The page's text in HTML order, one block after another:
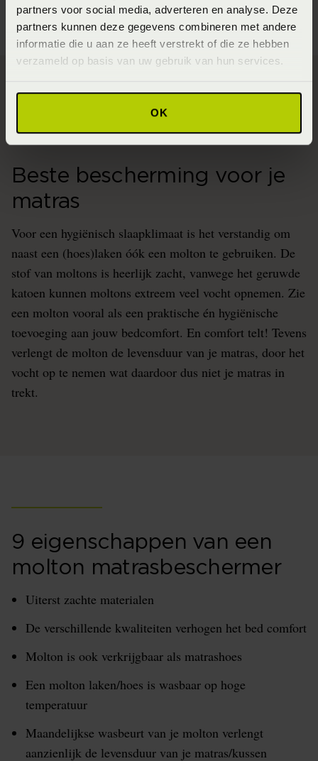
partners voor social media, adverteren en analyse. Deze
partners kunnen deze gegevens combineren met andere
informatie die u aan ze heeft verstrekt of die ze hebben
verzameld op basis van uw gebruik van hun services.
OK
Beste bescherming voor je
matras
Voor een hygiënisch slaapklimaat is het verstandig om
naast een (hoes)laken óók een molton te gebruiken. De
stof van moltons is heerlijk zacht, vanwege het geruwde
katoen kunnen moltons extreem veel vocht opnemen. Zie
een molton vooral als een praktische én hygiënische
toevoeging aan jouw bedcomfort. En comfort telt! Tevens
verlengt de molton de levensduur van je matras, door het
vocht op te nemen wat daardoor dus niet je matras in
trekt.
9 eigenschappen van een
molton matrasbeschermer
Uiterst zachte materialen
De verschillende kwaliteiten verhogen het bed comfort
Molton is ook verkrijgbaar als matrashoes
Een molton laken/hoes is wasbaar op hoge
temperatuur
Maandelijkse wasbeurt van je molton verlengt
aanzienlijk de levensduur van je matras/kussen